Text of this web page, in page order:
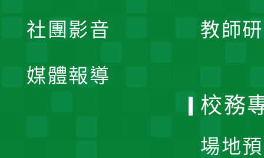
教師
社團影音
媒體報導
校務
場地